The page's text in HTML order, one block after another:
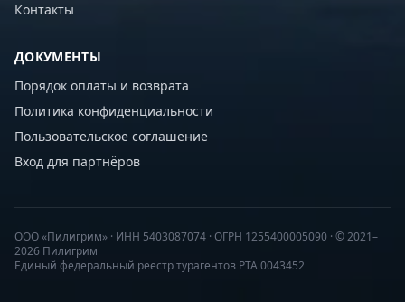
Контакты
ДОКУМЕНТЫ
Порядок оплаты и возврата
Политика конфиденциальности
Пользовательское соглашение
Вход для партнёров
ООО «Пилигрим» · ИНН 5403087074 · ОГРН 1255400005090 · © 2021–
2026 Пилигрим
Единый федеральный реестр турагентов РТА 0043452